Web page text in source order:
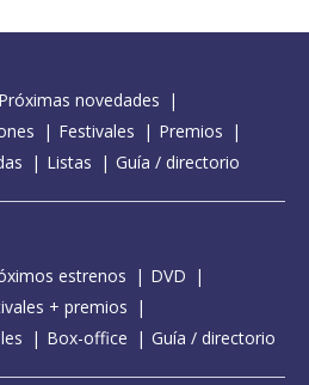
Próximas novedades
Festivales
Premios
Listas Guía / directorio
estrenos
DVD
+ premios
Box-office Guía / directorio